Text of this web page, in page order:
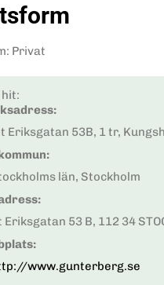
: Privat
Eriksgatan 53B, 1 tr,
län, Stockholm
Eriksgatan 53 B, 112 34
www.gunterberg.se